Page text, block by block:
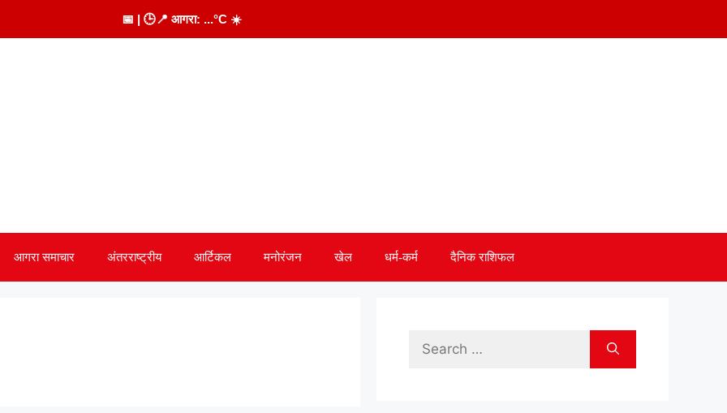
📅 | 🕒📍 आगरा: ...°C ☀️
आगरा समाचार अंतरराष्ट्रीय आर्टिकल मनोरंजन खेल धर्म-कर्म दैनिक राशिफल
Search